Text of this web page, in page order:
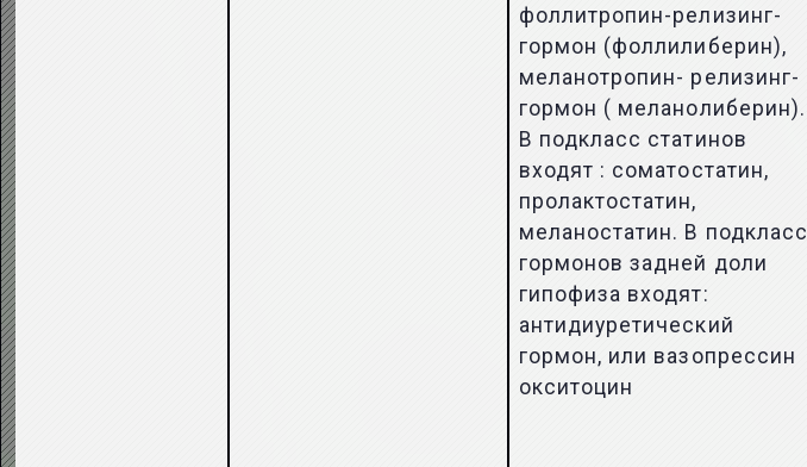
фоллитропин-релизинг-
гормон (фоллилиберин),
меланотропин- релизинг-
гормон ( меланолиберин).
В подкласс статинов
входят : соматостатин,
пролактостатин,
меланостатин. В подкласс
гормонов задней доли
гипофиза входят:
антидиуретический
гормон, или вазопрессин
окситоцин